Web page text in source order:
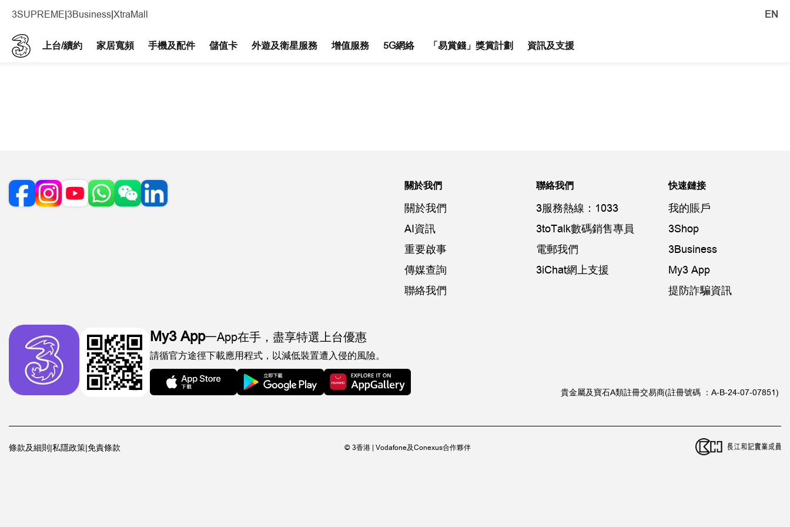
3SUPREME 3Business XtraMall EN
上台/續約 家居寬頻 手機及配件​ 儲值卡 外遊及衛星服務 增值服務 5G網絡 「易賞錢」獎賞計劃 資訊及支援
關於我們
關於我們
AI資訊
重要啟事
傳媒查詢
聯絡我們
聯絡我們
3服務熱線：1033
3toTalk數碼銷售專員
電郵我們
3iChat網上支援
快速鏈接
我的賬戶
3Shop
3Business
My3 App
提防詐騙資訊
My3 App一App在手， 盡享特選上台優惠
請循官方途徑下載應用程式，以減低裝置遭入侵的風險。
貴金屬及寶石A類註冊交易商(註冊號碼 ：A-B-24-07-07851)
條款及細則 |私隱政策|免責條款 © 3香港 | Vodafone及Conexus合作夥伴